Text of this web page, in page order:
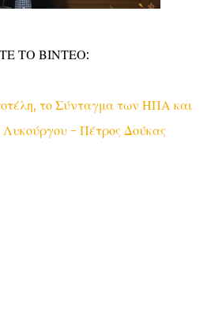
ΤΟ ΒΙΝΤΕΟ:
το Σύνταγμα των ΗΠΑ και
- Πέτρος Δούκας